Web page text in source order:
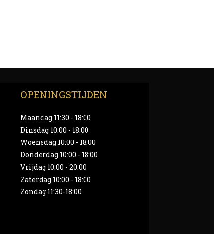
OPENINGSTIJDEN
Maandag 11:30 - 18:00
Dinsdag 10:00 - 18:00
Woensdag 10:00 - 18:00
Donderdag 10:00 - 18:00
Vrijdag 10:00 - 20:00
Zaterdag 10:00 - 18:00
Zondag 11:30-18:00